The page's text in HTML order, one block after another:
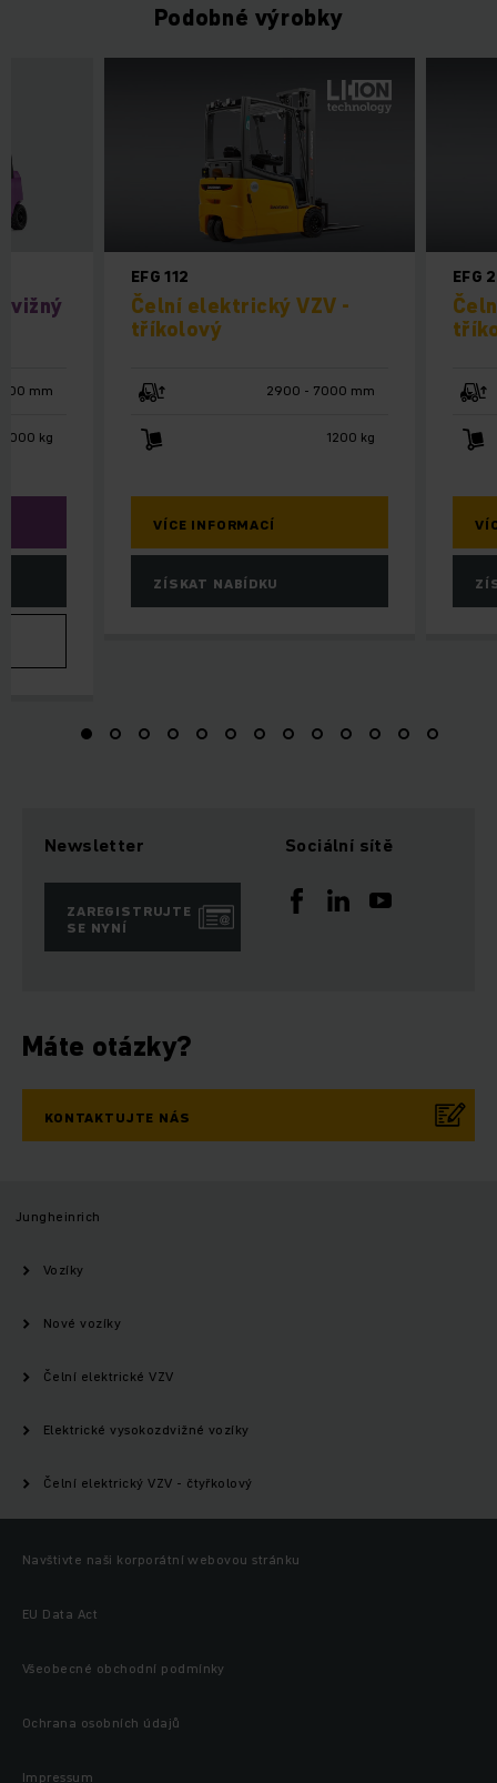
Podobné výrobky
EFG 112
Čelní elektrický VZV -
tříkolový
2900 - 7000 mm
1200 kg
VÍCE INFORMACÍ
ZÍSKAT NABÍDKU
EFG
mm
kg
Newsletter
ZAREGISTRUJTE
SE NYNÍ
Sociální sítě
Máte otázky?
KONTAKTUJTE NÁS
Jungheinrich
Vozíky
Nové vozíky
Čelní elektrické VZV
Elektrické vysokozdvižné vozíky
Čelní elektrický VZV - čtyřkolový
Navštivte naši korporátní webovou stránku
EU Data Act
Všeobecné obchodní podmínky
Ochrana osobních údajů
Impressum